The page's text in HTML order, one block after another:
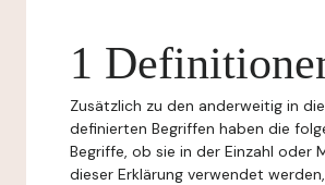
1
Zusätzlich zu den anderweitig in
definierten Begriffen haben die
Begriffe, ob sie in der Einzahl oder
dieser Erklärung verwendet